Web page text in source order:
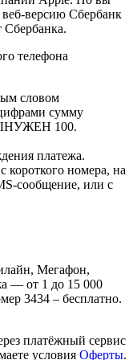
веб-версию Сбербанк
телефона
словом
сумму
100.
платежа.
номера, на
сообщение, или с
Мегафон,
— от 1 до 15 000
3434 – бесплатно.
платёжный сервис
условия Оферты.